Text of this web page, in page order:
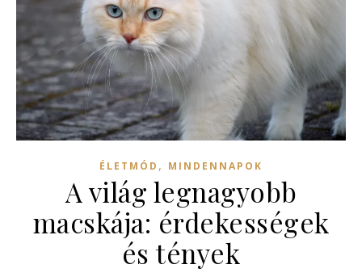
ÉLETMÓD , MINDENNAPOK
A világ legnagyobb
macskája: érdekességek
és tények